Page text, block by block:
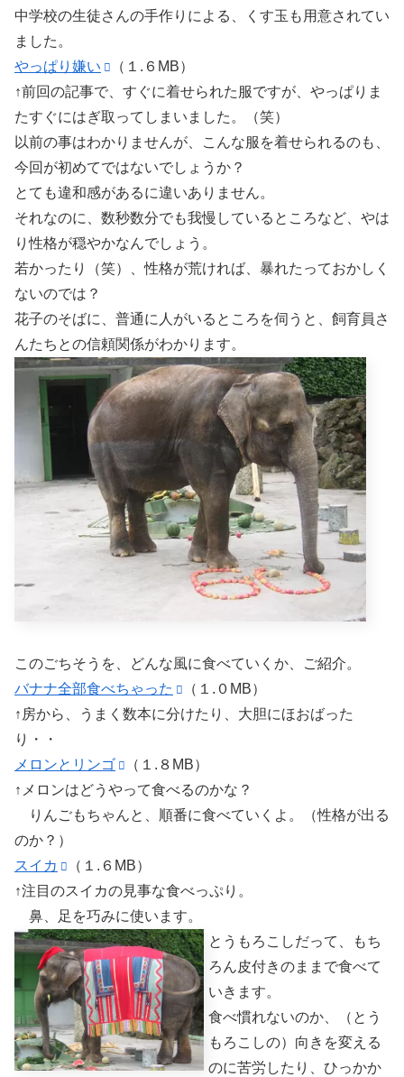
中学校の生徒さんの手作りによる、くす玉も用意されてい
ました。
やっぱり嫌い
（１.６MB）
↑前回の記事で、すぐに着せられた服ですが、やっぱりま
たすぐにはぎ取ってしまいました。（笑）
以前の事はわかりませんが、こんな服を着せられるのも、
今回が初めてではないでしょうか？
とても違和感があるに違いありません。
それなのに、数秒数分でも我慢しているところなど、やは
り性格が穏やかなんでしょう。
若かったり（笑）、性格が荒ければ、暴れたっておかしく
ないのでは？
花子のそばに、普通に人がいるところを伺うと、飼育員さ
んたちとの信頼関係がわかります。
このごちそうを、どんな風に食べていくか、ご紹介。
バナナ全部食べちゃった
（１.０MB）
↑房から、うまく数本に分けたり、大胆にほおばった
り・・
メロンとリンゴ
（１.８MB）
↑メロンはどうやって食べるのかな？
りんごもちゃんと、順番に食べていくよ。（性格が出る
のか？）
スイカ
（１.６MB）
↑注目のスイカの見事な食べっぷり。
鼻、足を巧みに使います。
とうもろこしだって、もち
ろん皮付きのままで食べて
いきます。
食べ慣れないのか、（とう
もろこしの）向きを変える
のに苦労したり、ひっかか